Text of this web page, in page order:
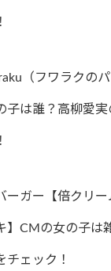
（フワラクの
子は誰？高柳愛実
ーガー【倍クリー
】CMの女の子は
チェック！